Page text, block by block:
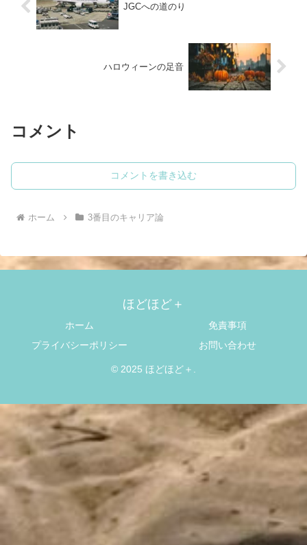
JGCへの道のり
ハロウィーンの足音
コメント
コメントを書き込む
ホーム 3番目のキャリア論
ほどほど＋
ホーム
免責事項
プライバシーポリシー
お問い合わせ
© 2025 ほどほど＋.